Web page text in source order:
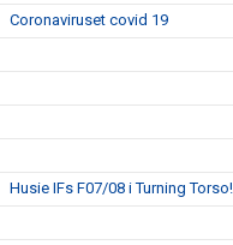
Coronaviruset covid 19
Husie IFs F07/08 i Turning Torso!